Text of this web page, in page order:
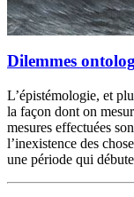
Dilemmes
L’épistémologie, et
la façon dont on
mesures effectuées
l’inexistence des
une période qui